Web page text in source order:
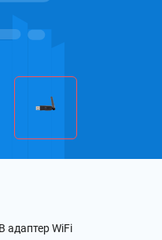
адаптер WiFi